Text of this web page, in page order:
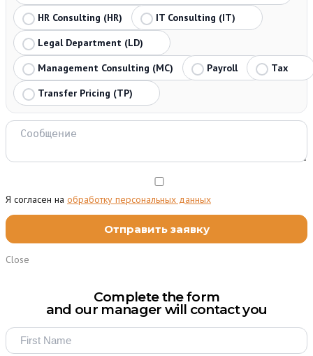
HR Consulting (HR)
IT Consulting (IT)
Legal Department (LD)
Management Consulting (MC)
Payroll
Tax
Transfer Pricing (TP)
Я согласен на обработку персональных данных
Close
Complete the form
and our manager will contact you